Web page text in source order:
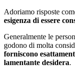
Adoriamo risposte
esigenza di essere
Generalmente le
godono di molta
forniscono
lamentante desidera.